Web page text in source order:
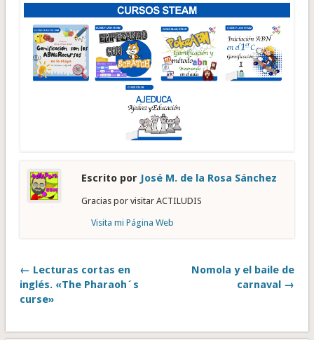
Escrito por José M. de la Rosa Sánchez
Gracias por visitar ACTILUDIS
Visita mi Página Web
← Lecturas cortas en
inglés. «The Pharaoh´s
curse»
Nomola y el baile de
carnaval →